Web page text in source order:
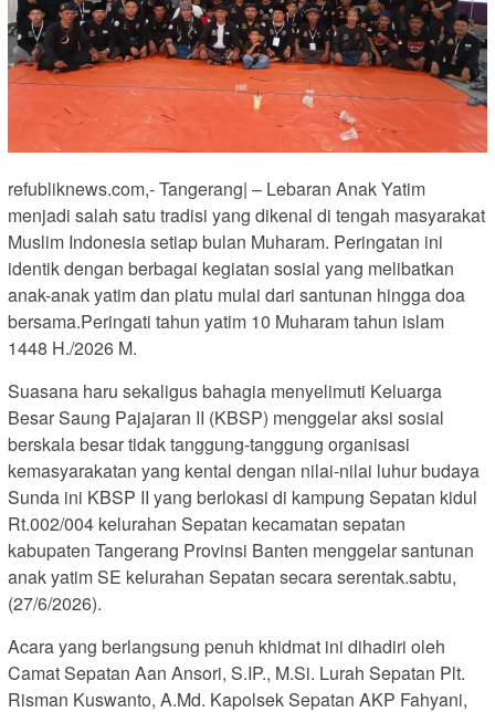
refubliknews.com,- Tangerang| – Lebaran Anak Yatim
menjadi salah satu tradisi yang dikenal di tengah masyarakat
Muslim Indonesia setiap bulan Muharam. Peringatan ini
identik dengan berbagai kegiatan sosial yang melibatkan
anak-anak yatim dan piatu mulai dari santunan hingga doa
bersama.Peringati tahun yatim 10 Muharam tahun islam
1448 H./2026 M.
Suasana haru sekaligus bahagia menyelimuti Keluarga
Besar Saung Pajajaran II (KBSP) menggelar aksi sosial
berskala besar tidak tanggung-tanggung organisasi
kemasyarakatan yang kental dengan nilai-nilai luhur budaya
Sunda ini KBSP II yang berlokasi di kampung Sepatan kidul
Rt.002/004 kelurahan Sepatan kecamatan sepatan
kabupaten Tangerang Provinsi Banten menggelar santunan
anak yatim SE kelurahan Sepatan secara serentak.sabtu,
(27/6/2026).
Acara yang berlangsung penuh khidmat ini dihadiri oleh
Camat Sepatan Aan Ansori, S.IP., M.Si. Lurah Sepatan Plt.
Risman Kuswanto, A.Md. Kapolsek Sepatan AKP Fahyani,